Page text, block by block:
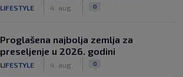
LIFESTYLE 4. aug. 0
Proglašena najbolja zemlja za
preseljenje u 2026. godini
LIFESTYLE 4. aug. 0